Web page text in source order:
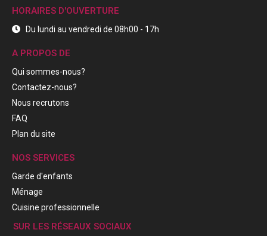
HORAIRES D'OUVERTURE
Du lundi au vendredi de 08h00 - 17h
A PROPOS DE
Qui sommes-nous?
Contactez-nous?
Nous recrutons
FAQ
Plan du site
NOS SERVICES
Garde d'enfants
Ménage
Cuisine professionnelle
SUR LES RÉSEAUX SOCIAUX